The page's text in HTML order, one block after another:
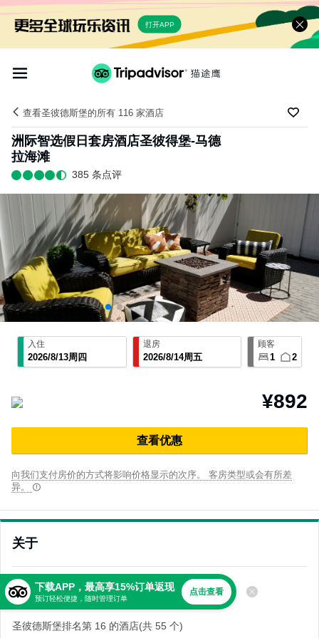
打开APP
查看圣彼德斯堡的所有 116 家酒店
洲际智选假日套房酒店圣彼得堡-马德
拉海滩
385 条点评
¥892
查⁠看优⁠惠
向我们支付房价的方式将影响价格显示的次序。 客房类型或会有所差
异。
入住
2026/8/13周四
退房
2026/8/14周五
顾客
1 2
关于
4.5 非常棒
圣彼德斯堡排名第 16 的酒店(共 55 个)
下载APP，最高享15%订单返现
预订轻松便捷，随时管理订单
点击查看